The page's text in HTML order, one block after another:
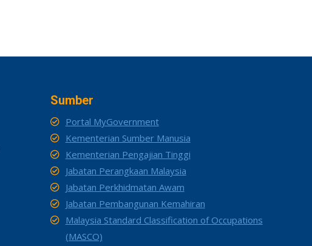
Sumber
Portal MyGovernment
Kementerian Sumber Manusia
Kementerian Pengajian Tinggi
Jabatan Perangkaan Malaysia
Jabatan Perkhidmatan Awam
Jabatan Pembangunan Kemahiran
Malaysia Standard Classification of Occupations
(MASCO)